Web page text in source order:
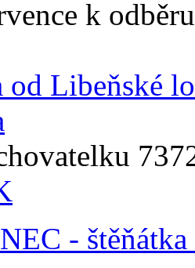
k
od Libeňské
-